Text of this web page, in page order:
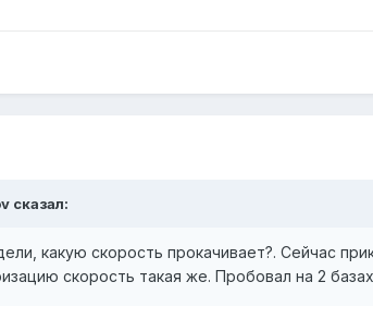
сказал:
какую скорость прокачивает?. Сейчас
скорость такая же. Пробовал на 2